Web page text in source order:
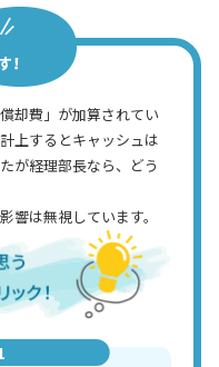
却費」が加算されてい
上するとキャッシュは
が経理部長なら、どう
響は無視しています。